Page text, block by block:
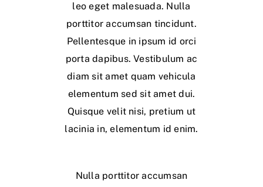
leo eget malesuada. Nulla
porttitor accumsan tincidunt.
Pellentesque in ipsum id orci
porta dapibus. Vestibulum ac
diam sit amet quam vehicula
elementum sed sit amet dui.
Quisque velit nisi, pretium ut
lacinia in, elementum id enim.
Nulla porttitor accumsan